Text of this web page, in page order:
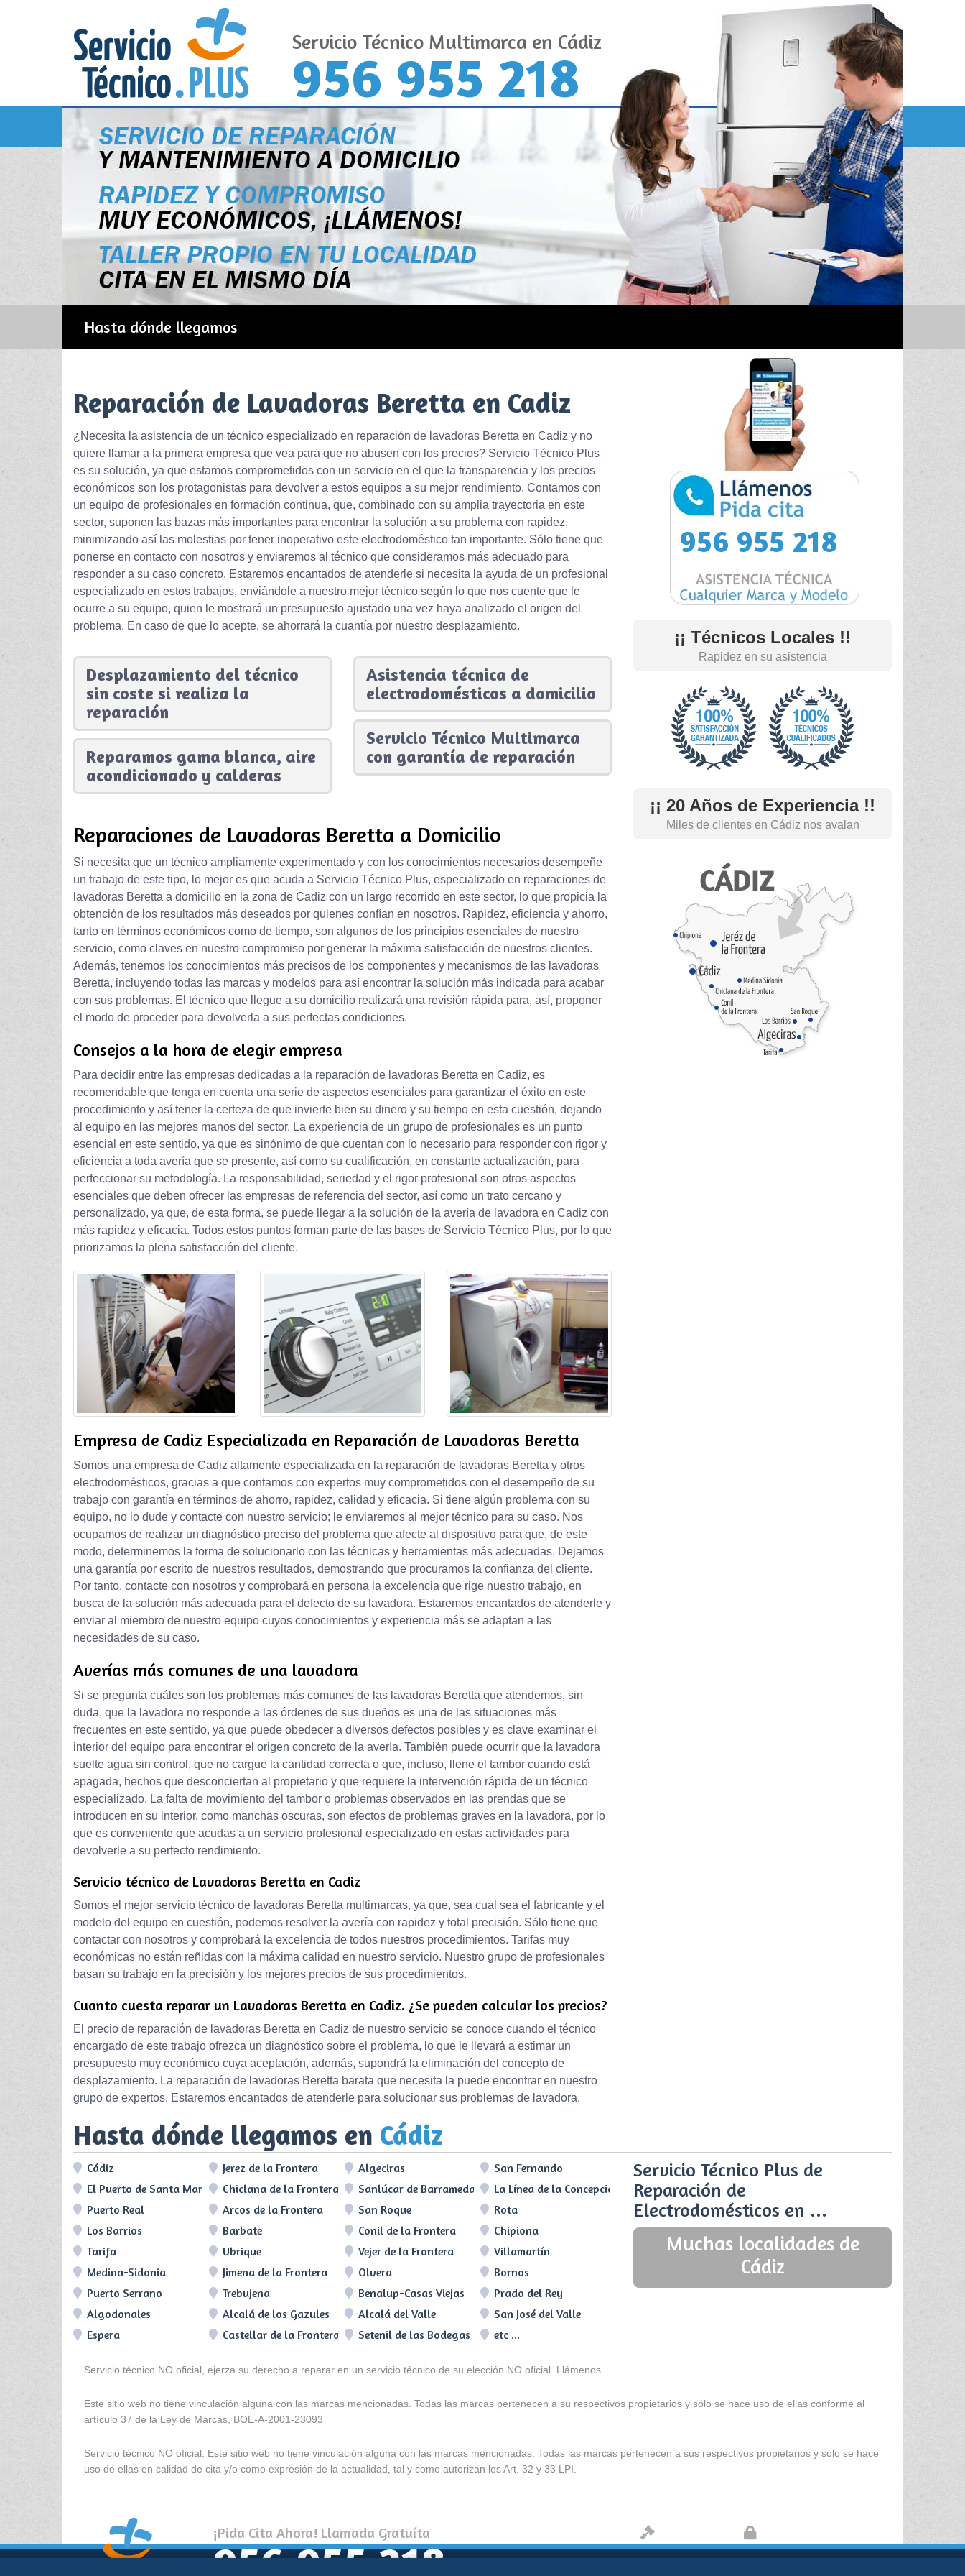
Servicio Técnico Multimarca en Cádiz
956 955 218
Hasta dónde llegamos
Reparación de Lavadoras Beretta en Cadiz
¿Necesita la asistencia de un técnico especializado en reparación de lavadoras Beretta en Cadiz y no
quiere llamar a la primera empresa que vea para que no abusen con los precios? Servicio Técnico Plus
es su solución, ya que estamos comprometidos con un servicio en el que la transparencia y los precios
económicos son los protagonistas para devolver a estos equipos a su mejor rendimiento. Contamos con
un equipo de profesionales en formación continua, que, combinado con su amplia trayectoria en este
sector, suponen las bazas más importantes para encontrar la solución a su problema con rapidez,
minimizando así las molestias por tener inoperativo este electrodoméstico tan importante. Sólo tiene que
ponerse en contacto con nosotros y enviaremos al técnico que consideramos más adecuado para
responder a su caso concreto. Estaremos encantados de atenderle si necesita la ayuda de un profesional
especializado en estos trabajos, enviándole a nuestro mejor técnico según lo que nos cuente que le
ocurre a su equipo, quien le mostrará un presupuesto ajustado una vez haya analizado el origen del
problema. En caso de que lo acepte, se ahorrará la cuantía por nuestro desplazamiento.
Desplazamiento del técnico
sin coste si realiza la
reparación
Reparamos gama blanca, aire
acondicionado y calderas
Asistencia técnica de
electrodomésticos a domicilio
Servicio Técnico Multimarca
con garantía de reparación
Reparaciones de Lavadoras Beretta a Domicilio
Si necesita que un técnico ampliamente experimentado y con los conocimientos necesarios desempeñe
un trabajo de este tipo, lo mejor es que acuda a Servicio Técnico Plus, especializado en reparaciones de
lavadoras Beretta a domicilio en la zona de Cadiz con un largo recorrido en este sector, lo que propicia la
obtención de los resultados más deseados por quienes confían en nosotros. Rapidez, eficiencia y ahorro,
tanto en términos económicos como de tiempo, son algunos de los principios esenciales de nuestro
servicio, como claves en nuestro compromiso por generar la máxima satisfacción de nuestros clientes.
Además, tenemos los conocimientos más precisos de los componentes y mecanismos de las lavadoras
Beretta, incluyendo todas las marcas y modelos para así encontrar la solución más indicada para acabar
con sus problemas. El técnico que llegue a su domicilio realizará una revisión rápida para, así, proponer
el modo de proceder para devolverla a sus perfectas condiciones.
Consejos a la hora de elegir empresa
Para decidir entre las empresas dedicadas a la reparación de lavadoras Beretta en Cadiz, es
recomendable que tenga en cuenta una serie de aspectos esenciales para garantizar el éxito en este
procedimiento y así tener la certeza de que invierte bien su dinero y su tiempo en esta cuestión, dejando
al equipo en las mejores manos del sector. La experiencia de un grupo de profesionales es un punto
esencial en este sentido, ya que es sinónimo de que cuentan con lo necesario para responder con rigor y
eficiencia a toda avería que se presente, así como su cualificación, en constante actualización, para
perfeccionar su metodología. La responsabilidad, seriedad y el rigor profesional son otros aspectos
esenciales que deben ofrecer las empresas de referencia del sector, así como un trato cercano y
personalizado, ya que, de esta forma, se puede llegar a la solución de la avería de lavadora en Cadiz con
más rapidez y eficacia. Todos estos puntos forman parte de las bases de Servicio Técnico Plus, por lo que
priorizamos la plena satisfacción del cliente.
Empresa de Cadiz Especializada en Reparación de Lavadoras Beretta
Somos una empresa de Cadiz altamente especializada en la reparación de lavadoras Beretta y otros
electrodomésticos, gracias a que contamos con expertos muy comprometidos con el desempeño de su
trabajo con garantía en términos de ahorro, rapidez, calidad y eficacia. Si tiene algún problema con su
equipo, no lo dude y contacte con nuestro servicio; le enviaremos al mejor técnico para su caso. Nos
ocupamos de realizar un diagnóstico preciso del problema que afecte al dispositivo para que, de este
modo, determinemos la forma de solucionarlo con las técnicas y herramientas más adecuadas. Dejamos
una garantía por escrito de nuestros resultados, demostrando que procuramos la confianza del cliente.
Por tanto, contacte con nosotros y comprobará en persona la excelencia que rige nuestro trabajo, en
busca de la solución más adecuada para el defecto de su lavadora. Estaremos encantados de atenderle y
enviar al miembro de nuestro equipo cuyos conocimientos y experiencia más se adaptan a las
necesidades de su caso.
Averías más comunes de una lavadora
Si se pregunta cuáles son los problemas más comunes de las lavadoras Beretta que atendemos, sin
duda, que la lavadora no responde a las órdenes de sus dueños es una de las situaciones más
frecuentes en este sentido, ya que puede obedecer a diversos defectos posibles y es clave examinar el
interior del equipo para encontrar el origen concreto de la avería. También puede ocurrir que la lavadora
suelte agua sin control, que no cargue la cantidad correcta o que, incluso, llene el tambor cuando está
apagada, hechos que desconciertan al propietario y que requiere la intervención rápida de un técnico
especializado. La falta de movimiento del tambor o problemas observados en las prendas que se
introducen en su interior, como manchas oscuras, son efectos de problemas graves en la lavadora, por lo
que es conveniente que acudas a un servicio profesional especializado en estas actividades para
devolverle a su perfecto rendimiento.
Servicio técnico de Lavadoras Beretta en Cadiz
Somos el mejor servicio técnico de lavadoras Beretta multimarcas, ya que, sea cual sea el fabricante y el
modelo del equipo en cuestión, podemos resolver la avería con rapidez y total precisión. Sólo tiene que
contactar con nosotros y comprobará la excelencia de todos nuestros procedimientos. Tarifas muy
económicas no están reñidas con la máxima calidad en nuestro servicio. Nuestro grupo de profesionales
basan su trabajo en la precisión y los mejores precios de sus procedimientos.
Cuanto cuesta reparar un Lavadoras Beretta en Cadiz. ¿Se pueden calcular los precios?
El precio de reparación de lavadoras Beretta en Cadiz de nuestro servicio se conoce cuando el técnico
encargado de este trabajo ofrezca un diagnóstico sobre el problema, lo que le llevará a estimar un
presupuesto muy económico cuya aceptación, además, supondrá la eliminación del concepto de
desplazamiento. La reparación de lavadoras Beretta barata que necesita la puede encontrar en nuestro
grupo de expertos. Estaremos encantados de atenderle para solucionar sus problemas de lavadora.
956 955 218
¡¡ Técnicos Locales !!
Rapidez en su asistencia
¡¡ 20 Años de Experiencia !!
Miles de clientes en Cádiz nos avalan
Hasta dónde llegamos en Cádiz
Cádiz Jerez de la Frontera Algeciras
San Fernando
El Puerto de Santa María
Chiclana de la Frontera Sanlúcar de Barrameda
La Línea de la Concepción
Puerto Real
Arcos de la Frontera San Roque
Rota
Los Barrios
Barbate Conil de la Frontera
Chipiona
Tarifa
Ubrique Vejer de la Frontera
Villamartín
Medina-Sidonia
Jimena de la Frontera Olvera
Bornos
Puerto Serrano
Trebujena Benalup-Casas Viejas
Prado del Rey
Algodonales
Alcalá de los Gazules Alcalá del Valle
San José del Valle
Espera
Castellar de la Frontera Setenil de las Bodegas etc ...
Servicio Técnico Plus de
Reparación de
Electrodomésticos en ...
Muchas localidades de
Cádiz
Servicio técnico NO oficial, ejerza su derecho a reparar en un servicio técnico de su elección NO oficial. Llámenos
Este sitio web no tiene vinculación alguna con las marcas mencionadas. Todas las marcas pertenecen a su respectivos propietarios y sólo se hace uso de ellas conforme al
artículo 37 de la Ley de Marcas, BOE-A-2001-23093
Servicio técnico NO oficial. Este sitio web no tiene vinculación alguna con las marcas mencionadas. Todas las marcas pertenecen a sus respectivos propietarios y sólo se hace
uso de ellas en calidad de cita y/o como expresión de la actualidad, tal y como autorizan los Art. 32 y 33 LPI.
¡Pida Cita Ahora! Llamada Gratuíta
956 955 218